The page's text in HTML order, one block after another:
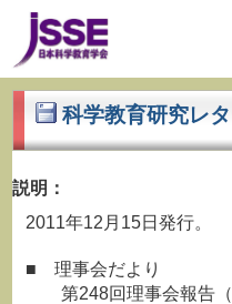
科学教育研究レ
説明：
2011年12月15日発行。
■ 理事会だより
第248回理事会報告（